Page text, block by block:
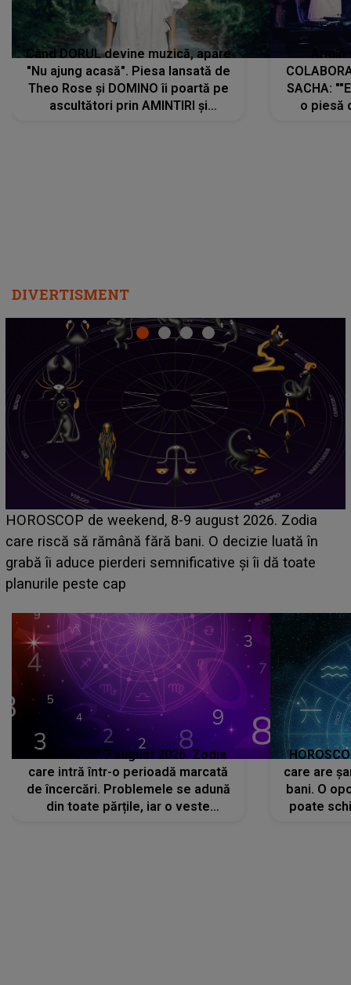
Când DORUL devine muzică, apare
"Nu ajung acasă". Piesa lansată de
Theo Rose și DOMINO îi poartă pe
ascultători prin AMINTIRI și
SACHA:
o piesă
DIVERTISMENT
Emanuel a ținut ACEST DETALIU ASCUNS până
acum! În fața Alexandrei, concurentul din Casa Iubirii
face o MĂRTURISIRE NEAȘTEPTATĂ despre mama
sa: "I-am spus și ei în față, eu nu te iubesc pentru
HOROSCOP 7 august 2026. Zodia
care intră într-o perioadă marcată
de încercări. Problemele se adună
din toate părțile, iar o veste
care are
bani. O
poate